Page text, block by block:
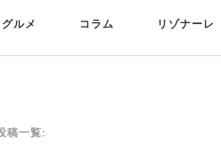
グルメ コラム リゾナーレ
稿一覧: